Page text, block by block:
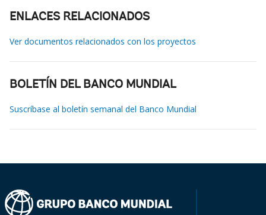
ENLACES RELACIONADOS
Ver documentos relacionados con los proyectos
BOLETÍN DEL BANCO MUNDIAL
Suscríbase al boletín semanal del Banco Mundial